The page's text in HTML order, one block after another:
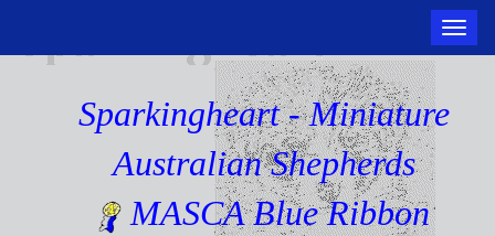
Toggle
Sparkingheart - Miniature
Australian Shepherds
MASCA Blue Ribbon